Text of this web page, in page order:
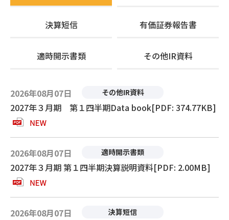
決算短信 有価証券報告書
適時開示書類 その他IR資料
2026年08月07日 その他IR資料
2027年３月期 第１四半期Data book[PDF: 374.77KB]
2026年08月07日 適時開示書類
2027年３月期 第１四半期決算説明資料[PDF: 2.00MB]
2026年08月07日 決算短信